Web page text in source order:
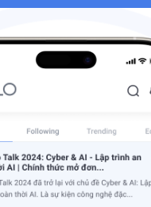
là một tiện ích mở
cho Chrome và
trì bởi Facebook
mới nhất 4.5.0 ra
và extension này
phát triển React